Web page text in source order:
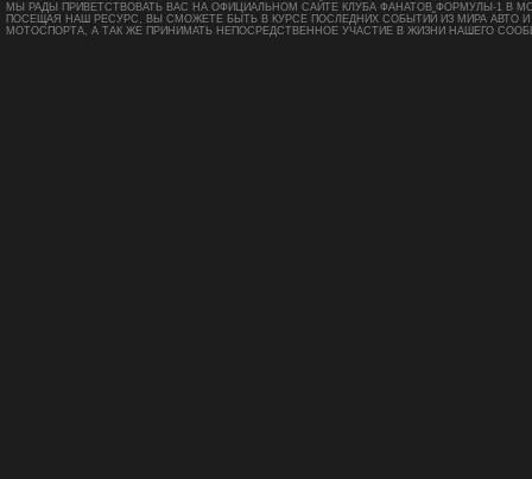
МЫ РАДЫ ПРИВЕТСТВОВАТЬ ВАС НА ОФИЦИАЛЬНОМ САЙТЕ КЛУБА ФАНАТОВ ФОРМУЛЫ-1 В
ПОСЕЩАЯ НАШ РЕСУРС, ВЫ СМОЖЕТЕ БЫТЬ В КУРСЕ ПОСЛЕДНИХ СОБЫТИЙ ИЗ МИРА АВТО И
МОТОСПОРТА, А ТАК ЖЕ ПРИНИМАТЬ НЕПОСРЕДСТВЕННОЕ УЧАСТИЕ В ЖИЗНИ НАШЕГО